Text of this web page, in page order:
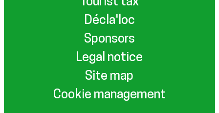
Décla'loc
Sponsors
Legal notice
Site map
Cookie management